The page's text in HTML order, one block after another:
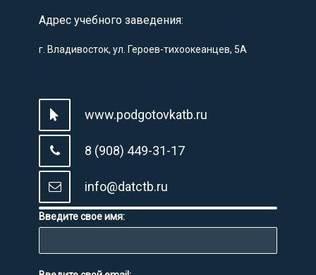
Адрес учебного заведения:
г. Владивосток, ул. Героев-тихоокеанцев, 5А
www.podgotovkatb.ru
8 (908) 449-31-17
info@datctb.ru
Введите свое имя: